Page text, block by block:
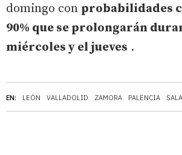
EN: LEÓN VALLADOLID ZAMORA PALENCIA
domingo con probabilidades
90% que se prolongarán
miércoles y el jueves .